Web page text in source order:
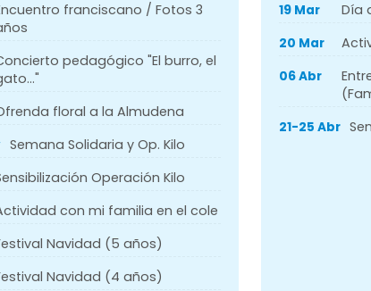
franciscano / Fotos 3
pedagógico "El burro, el
floral a la Almudena
Semana Solidaria y Op. Kilo
Operación Kilo
con mi familia en el cole
Navidad (5 años)
Navidad (4 años)
19 Mar Día
20 Mar
06 Abr
21-25 Abr